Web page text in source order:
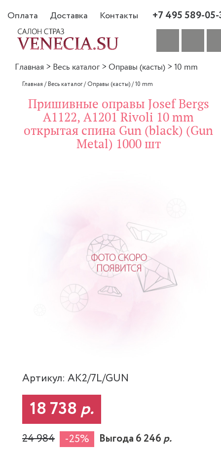
Оплата Доставка Контакты +7 495 589-
Главная > Весь каталог > Оправы (касты) > 10 mm
Главная /Весь каталог/Оправы (касты)/10 mm
Пришивные оправы Josef Bergs
A1122, A1201 Rivoli 10 mm
открытая спина Gun (black) (Gun
Metal) 1000 шт
Артикул: AK2/7L/GUN
18 738 р.
24 984 -25% Выгода 6 246р.